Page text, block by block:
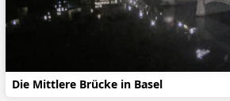
Die Mittlere Brücke in Basel